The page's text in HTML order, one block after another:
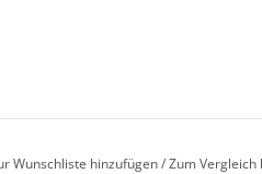
Wunschliste hinzufügen/Zum Vergleich